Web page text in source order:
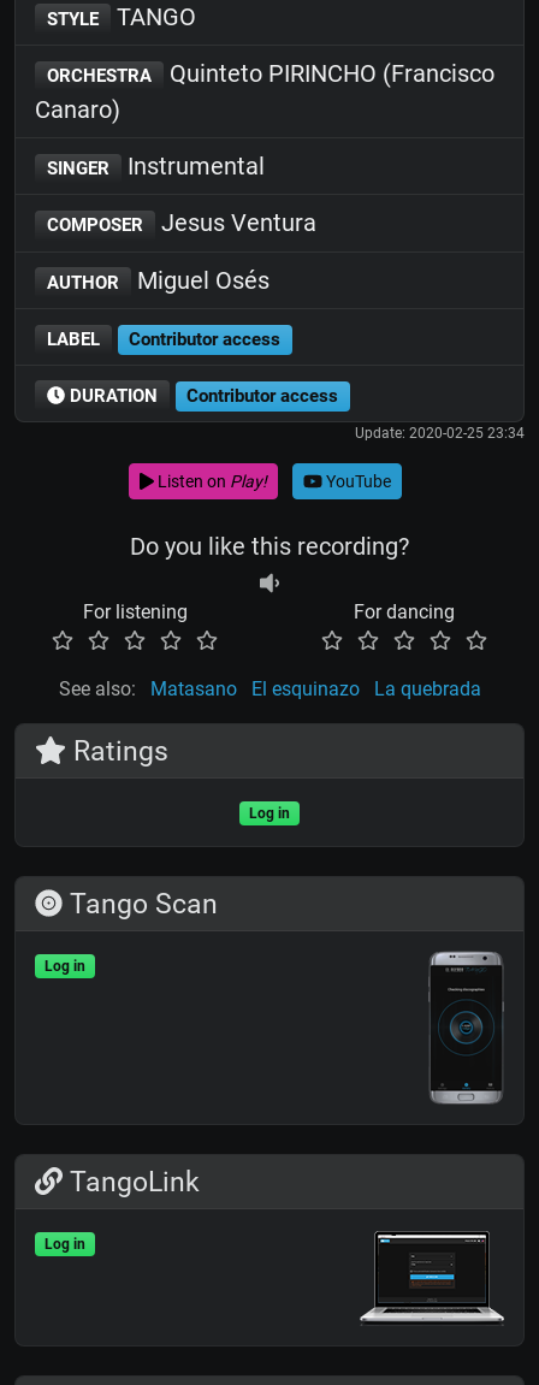
STYLE TANGO
ORCHESTRA
Quinteto PIRINCHO (Francisco
Canaro)
SINGER Instrumental
COMPOSER Jesus Ventura
AUTHOR Miguel Osés
LABEL Contributor access
DURATION Contributor access
Update: 2020-02-25 23:34
Listen on Play! YouTube
Do you like this recording?
For listening For dancing
See also: Matasano El esquinazo La quebrada
Ratings
Log in
Tango Scan
Log in
TangoLink
Log in